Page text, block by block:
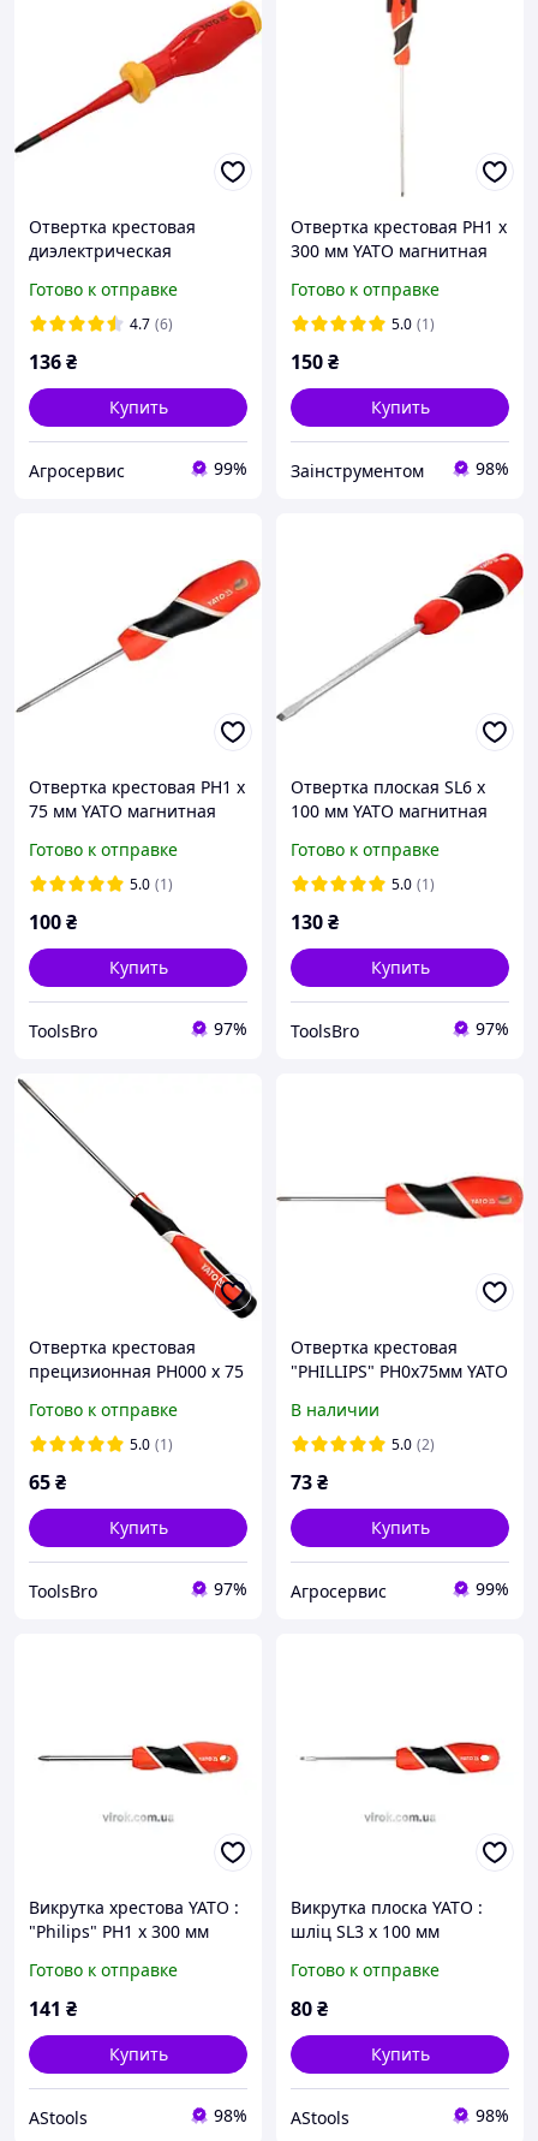
Отвертка крестовая
диэлектрическая
YATO SL/PZ1х80/178мм YT-
282662
Готово к отправке
4.7 (6)
136₴
Купить
Агросервис 99%
Отвертка крестовая PH1 х
300 мм YATO магнитная
Готово к отправке
5.0 (1)
150₴
Купить
Заінструментом 98%
Отвертка крестовая PH1 х
75 мм YATO магнитная
Готово к отправке
5.0 (1)
100₴
Купить
ToolsBro 97%
Отвертка плоская SL6 х
100 мм YATO магнитная
Готово к отправке
5.0 (1)
130₴
Купить
ToolsBro 97%
Отвертка крестовая
прецизионная PH000 x 75
25832)
Готово к отправке
5.0 (1)
65₴
Купить
ToolsBro 97%
Отвертка крестовая
"PHILLIPS" РН0х75мм YATO
В наличии
5.0 (2)
73₴
Купить
Агросервис 99%
Викрутка хрестова YATO :
"Philips" PH1 х 300 мм
Готово к отправке
141 ₴
Купить
AStools 98%
Викрутка плоска YATO :
шліц SL3 х 100 мм
Готово к отправке
80₴
Купить
AStools 98%